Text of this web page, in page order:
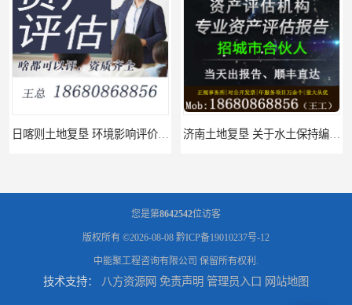
日喀则土地复垦 环境影响评价报告 公司 济南土地复垦 关于水土保持编制 服务
您是第8642542位访客
版权所有 ©2026-08-08 黔ICP备19010237号-12
中能聚工程咨询有限公司 保留所有权利.
技术支持： 八方资源网 免责声明 管理员入口 网站地图